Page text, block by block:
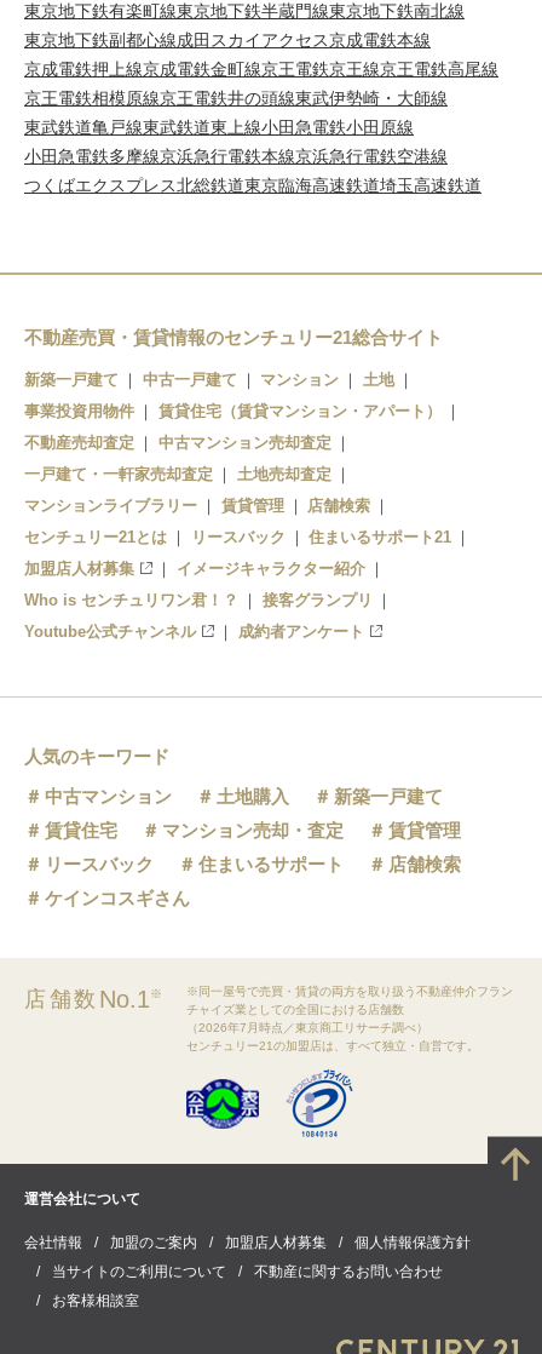
東京地下鉄有楽町線東京地下鉄半蔵門線東京地下鉄南北線
東京地下鉄副都心線成田スカイアクセス京成電鉄本線
京成電鉄押上線京成電鉄金町線京王電鉄京王線京王電鉄高尾線
京王電鉄相模原線京王電鉄井の頭線東武伊勢崎・大師線
東武鉄道亀戸線東武鉄道東上線小田急電鉄小田原線
小田急電鉄多摩線京浜急行電鉄本線京浜急行電鉄空港線
つくばエクスプレス北総鉄道東京臨海高速鉄道埼玉高速鉄道
不動産売買・賃貸情報のセンチュリー21総合サイト
新築一戸建て 中古一戸建て マンション
土地
事業投資用物件
賃貸住宅（賃貸マンション・アパート）
不動産売却査定
中古マンション売却査定
一戸建て・一軒家売却査定
土地売却査定
マンションライブラリー
賃貸管理
店舗検索
センチュリー21とは
リースバック
住まいるサポート21
加盟店人材募集
イメージキャラクター紹介
Who is センチュリワン君！？
接客グランプリ
Youtube公式チャンネル
成約者アンケート
人気のキーワード
中古マンション
土地購入
新築一戸建て
賃貸住宅
マンション売却・査定
賃貸管理
リースバック
住まいるサポート
店舗検索
ケインコスギさん
店舗数 No.1※
※同一屋号で売買・賃貸の両方を取り扱う不動産仲介フラン
チャイズ業としての全国における店舗数
（2026年7月時点／東京商工リサーチ調べ）
センチュリー21の加盟店は、すべて独立・自営です。
運営会社について
会社情報 加盟のご案内 加盟店人材募集
個人情報保護方針
当サイトのご利用について
不動産に関するお問い合わせ
お客様相談室